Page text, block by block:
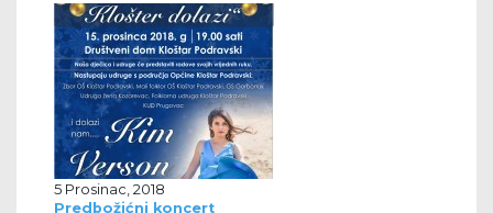
5 Prosinac, 2018
Predbožićni koncert